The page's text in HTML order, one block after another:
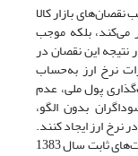
بازار کالا
می‌کند، بلکه موجب
نتیجه این نقصان در
نرخ ارز به‌حساب
پول ملی، عدم
بدون الگو،
نرخ ارز ایجاد کنند.
تمام داده‌های مورد استفاده در این مقاله به قیمت‌های ثابت سال 1383